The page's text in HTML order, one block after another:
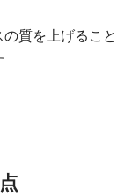
質を上げること